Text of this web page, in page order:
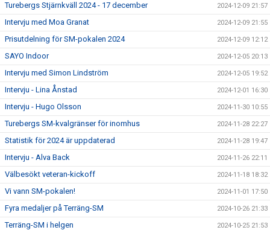
Turebergs Stjärnkväll 2024 - 17 december 2024-12-09 21:57
Intervju med Moa Granat 2024-12-09 21:55
Prisutdelning för SM-pokalen 2024 2024-12-09 12:12
SAYO Indoor 2024-12-05 20:13
Intervju med Simon Lindström 2024-12-05 19:52
Intervju - Lina Ånstad 2024-12-01 16:30
Intervju - Hugo Olsson 2024-11-30 10:55
Turebergs SM-kvalgränser för inomhus 2024-11-28 22:27
Statistik för 2024 är uppdaterad 2024-11-28 19:47
Intervju - Alva Back 2024-11-26 22:11
Välbesökt veteran-kickoff 2024-11-18 18:32
Vi vann SM-pokalen! 2024-11-01 17:50
Fyra medaljer på Terräng-SM 2024-10-26 21:33
Terräng-SM i helgen 2024-10-25 21:53